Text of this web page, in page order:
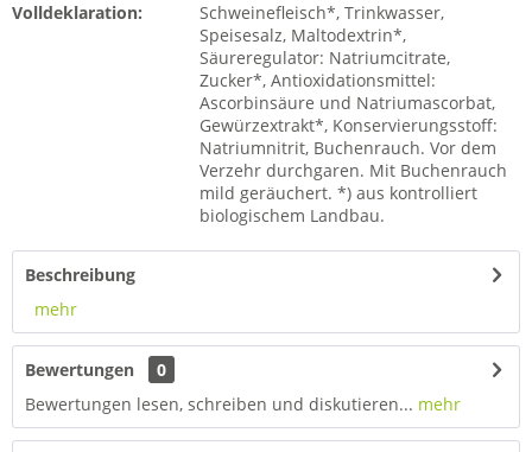
Volldeklaration:
Schweinefleisch*, Trinkwasser,
Speisesalz, Maltodextrin*,
Säureregulator: Natriumcitrate,
Zucker*, Antioxidationsmittel:
Ascorbinsäure und Natriumascorbat,
Gewürzextrakt*, Konservierungsstoff:
Natriumnitrit, Buchenrauch. Vor dem
Verzehr durchgaren. Mit Buchenrauch
mild geräuchert. *) aus kontrolliert
biologischem Landbau.
Beschreibung
mehr
Bewertungen
0
Bewertungen lesen, schreiben und diskutieren... mehr